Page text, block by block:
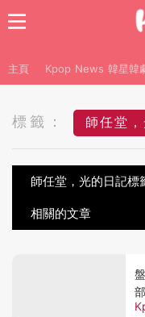
主頁 Kpop News 韓星韓
標籤： 師任堂
師任堂，光的日記
相關的文章